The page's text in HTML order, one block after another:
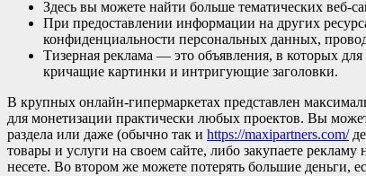
Здесь вы можете найти больше тематических веб-
При предоставлении информации на других
конфиденциальности персональных данных,
Тизерная реклама — это объявления, в которых
кричащие картинки и интригующие заголовки.
В крупных онлайн-гипермаркетах представлен
для монетизации практически любых проектов. Вы
раздела или даже (обычно так и https://maxipartners.com/
товары и услуги на своем сайте, либо закупаете
несете. Во втором же можете потерять большие деньги,